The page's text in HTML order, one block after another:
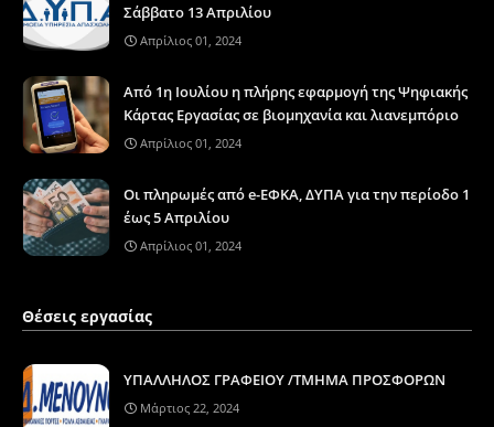
Σάββατο 13 Απριλίου
Απρίλιος 01, 2024
Από 1η Ιουλίου η πλήρης εφαρμογή της Ψηφιακής
Κάρτας Εργασίας σε βιομηχανία και λιανεμπόριο
Απρίλιος 01, 2024
Οι πληρωμές από e-ΕΦΚΑ, ΔΥΠΑ για την περίοδο 1
έως 5 Απριλίου
Απρίλιος 01, 2024
Θέσεις εργασίας
ΥΠΑΛΛΗΛΟΣ ΓΡΑΦΕΙΟΥ /ΤΜΗΜΑ ΠΡΟΣΦΟΡΩΝ
Μάρτιος 22, 2024